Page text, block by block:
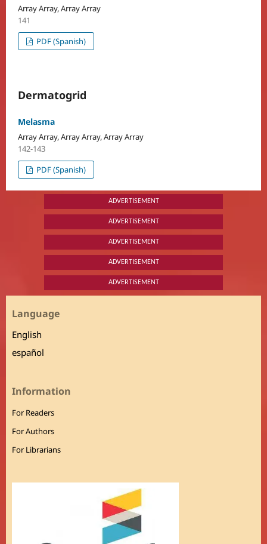
Array Array, Array Array
141
PDF (Spanish)
Dermatogrid
Melasma
Array Array, Array Array, Array Array
142-143
PDF (Spanish)
ADVERTISEMENT
ADVERTISEMENT
ADVERTISEMENT
ADVERTISEMENT
ADVERTISEMENT
Language
English
español
Information
For Readers
For Authors
For Librarians